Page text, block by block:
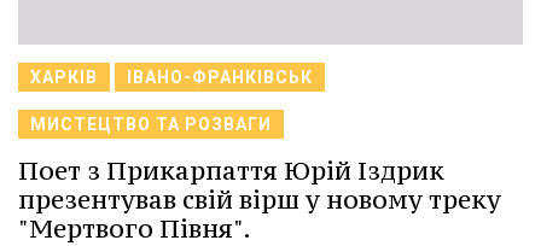
ХАРКІВ ІВАНО-ФРАНКІВСЬК
МИСТЕЦТВО ТА РОЗВАГИ
Поет з Прикарпаття Юрій Іздрик
презентував свій вірш у новому треку
"Мертвого Півня".